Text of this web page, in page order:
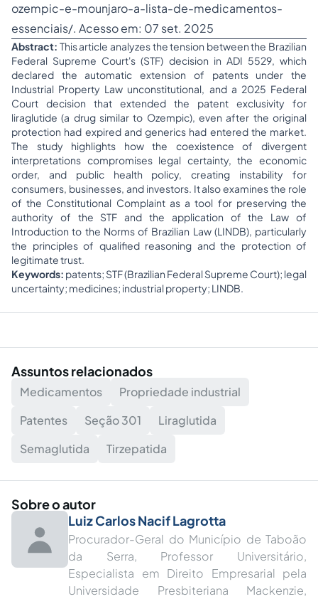
ozempic-e-mounjaro-a-lista-de-medicamentos-
essenciais/. Acesso em: 07 set. 2025
Abstract: This article analyzes the tension between the Brazilian
Federal Supreme Court's (STF) decision in ADI 5529, which
declared the automatic extension of patents under the
Industrial Property Law unconstitutional, and a 2025 Federal
Court decision that extended the patent exclusivity for
liraglutide (a drug similar to Ozempic), even after the original
protection had expired and generics had entered the market.
The study highlights how the coexistence of divergent
interpretations compromises legal certainty, the economic
order, and public health policy, creating instability for
consumers, businesses, and investors. It also examines the role
of the Constitutional Complaint as a tool for preserving the
authority of the STF and the application of the Law of
Introduction to the Norms of Brazilian Law (LINDB), particularly
the principles of qualified reasoning and the protection of
legitimate trust.
Keywords: patents; STF (Brazilian Federal Supreme Court); legal
uncertainty; medicines; industrial property; LINDB.
Assuntos relacionados
Medicamentos
Propriedade industrial
Patentes
Seção 301
Liraglutida
Semaglutida
Tirzepatida
Sobre o autor
Luiz Carlos Nacif Lagrotta
Procurador-Geral do Município de Taboão
da Serra, Professor Universitário,
Especialista em Direito Empresarial pela
Universidade Presbiteriana Mackenzie,